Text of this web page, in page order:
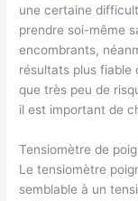
une certaine
prendre soi-même
encombrants,
résultats plus fiable
que très peu de
il est important de
Tensiomètre de
Le tensiomètre
semblable à un